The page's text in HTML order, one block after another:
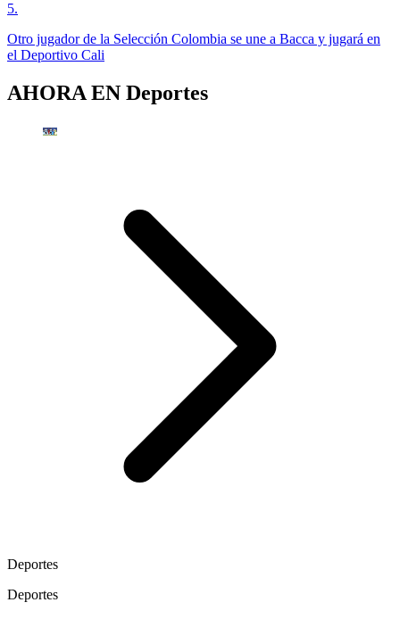
5.
Otro jugador de la Selección Colombia se une a Bacca y jugará en
el Deportivo Cali
AHORA EN Deportes
Deportes
Deportes